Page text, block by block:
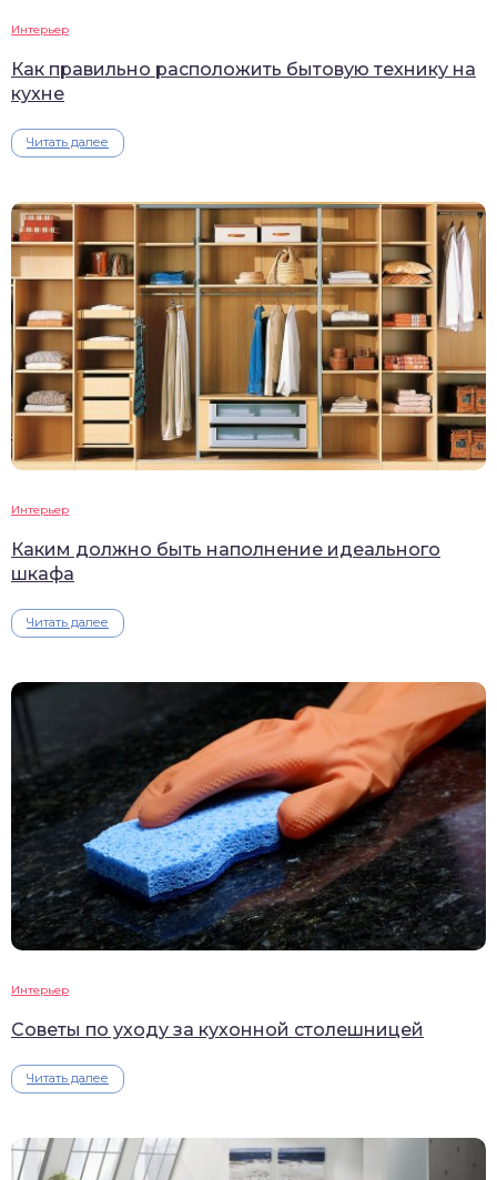
Интерьер
Как правильно расположить бытовую технику на
кухне
Читать далее
Интерьер
Каким должно быть наполнение идеального
шкафа
Читать далее
Интерьер
Советы по уходу за кухонной столешницей
Читать далее